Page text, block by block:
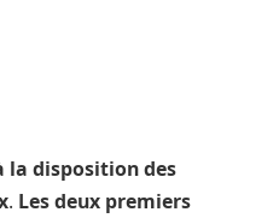
la disposition des
. Les deux premiers